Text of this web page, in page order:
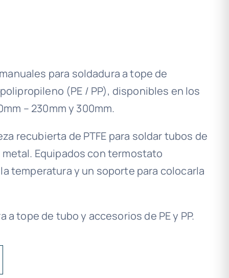
para soldadura a tope de
(PE / PP), disponibles en los
– 230mm y 300mm.
recubierta de PTFE para soldar tubos de
metal. Equipados con termostato
temperatura y un soporte para colocarla
tope de tubo y accesorios de PE y PP.